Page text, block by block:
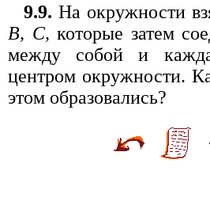
9.9. На окружности
B, С, которые затем
между собой и
центром окружности.
этом образовались?